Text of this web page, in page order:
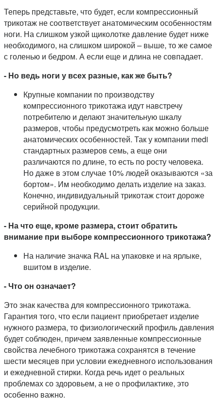
Теперь представьте, что будет, если компрессионный
трикотаж не соответствует анатомическим особенностям
ноги. На слишком узкой щиколотке давление будет ниже
необходимого, на слишком широкой – выше, то же самое
с голенью и бедром. А если еще и длина не совпадает.
- Но ведь ноги у всех разные, как же быть?
Крупные компании по производству
компрессионного трикотажа идут навстречу
потребителю и делают значительную шкалу
размеров, чтобы предусмотреть как можно больше
анатомических особенностей. Так у компании medi
стандартных размеров семь, а еще они
различаются по длине, то есть по росту человека.
Но даже в этом случае 10% людей оказываются «за
бортом». Им необходимо делать изделие на заказ.
Конечно, индивидуальный трикотаж стоит дороже
серийной продукции.
- На что еще, кроме размера, стоит обратить
внимание при выборе компрессионного трикотажа?
На наличие значка RAL на упаковке и на ярлыке,
вшитом в изделие.
- Что он означает?
Это знак качества для компрессионного трикотажа.
Гарантия того, что если пациент приобретает изделие
нужного размера, то физиологический профиль давления
будет соблюден, причем заявленные компрессионные
свойства лечебного трикотажа сохранятся в течение
шести месяцев при условии ежедневного использования
и ежедневной стирки. Когда речь идет о реальных
проблемах со здоровьем, а не о профилактике, это
особенно важно.